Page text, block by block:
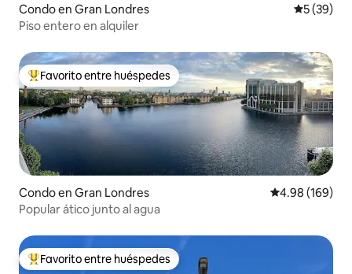
Condo en Gran Londres
5 (39)
Piso entero en alquiler
Favorito entre huéspedes preferido
Favorito entre huéspedes
Condo en Gran Londres Calificación
4.98 (169)
Popular ático junto al agua
Favorito entre huéspedes preferido
Favorito entre huéspedes